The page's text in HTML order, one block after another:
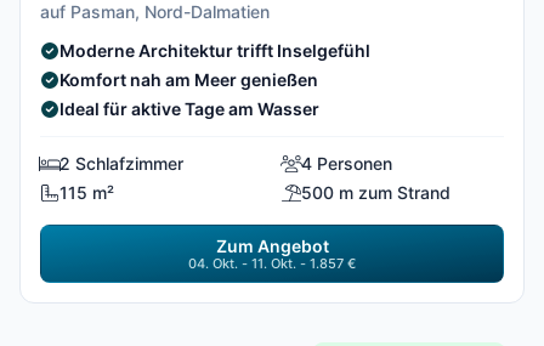
auf Pasman, Nord-Dalmatien
Moderne Architektur trifft Inselgefühl
Komfort nah am Meer genießen
Ideal für aktive Tage am Wasser
2 Schlafzimmer
4 Personen
115 m²
500 m zum Strand
Zum Angebot
04. Okt. - 11. Okt. - 1.857 €